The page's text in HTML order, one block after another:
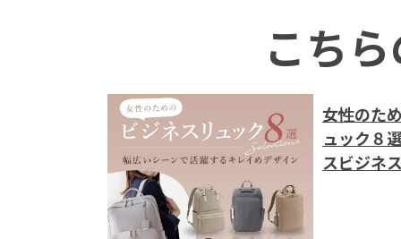
こち
女性のた
ュック８
スビジネ